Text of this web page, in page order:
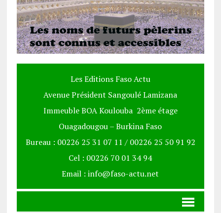
Les Editions Faso Actu
Avenue Président Sangoulé Lamizana
Immeuble BOA Koulouba 2ème étage
Ouagadougou – Burkina Faso
Bureau : 00226 25 31 07 11 / 00226 25 50 91 92
Cel : 00226 70 01 34 94
Email : info@faso-actu.net